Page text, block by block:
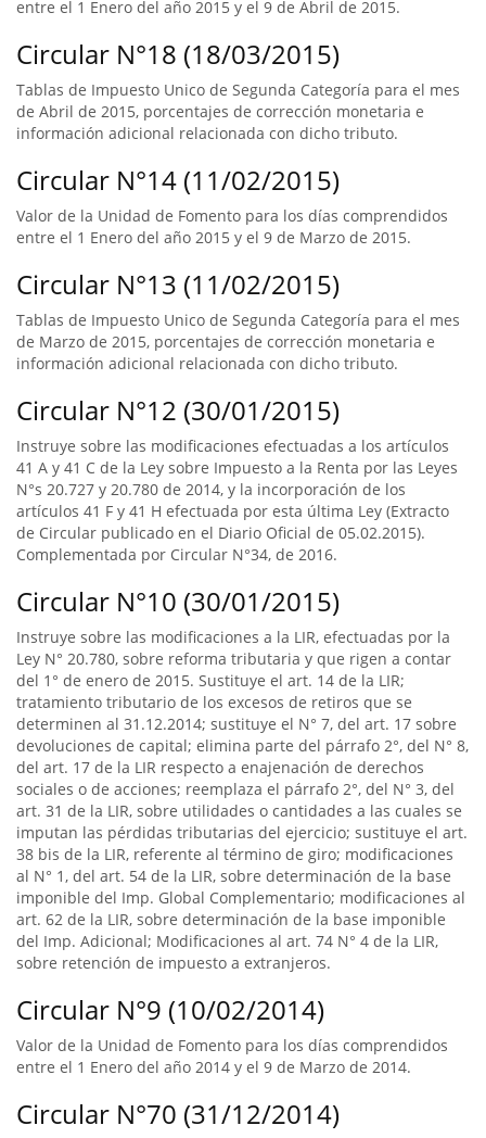
entre el 1 Enero del año 2015 y el 9 de Abril de 2015.
Circular N°18 (18/03/2015)
Tablas de Impuesto Unico de Segunda Categoría para el mes
de Abril de 2015, porcentajes de corrección monetaria e
información adicional relacionada con dicho tributo.
Circular N°14 (11/02/2015)
Valor de la Unidad de Fomento para los días comprendidos
entre el 1 Enero del año 2015 y el 9 de Marzo de 2015.
Circular N°13 (11/02/2015)
Tablas de Impuesto Unico de Segunda Categoría para el mes
de Marzo de 2015, porcentajes de corrección monetaria e
información adicional relacionada con dicho tributo.
Circular N°12 (30/01/2015)
Instruye sobre las modificaciones efectuadas a los artículos
41 A y 41 C de la Ley sobre Impuesto a la Renta por las Leyes
N°s 20.727 y 20.780 de 2014, y la incorporación de los
artículos 41 F y 41 H efectuada por esta última Ley (Extracto
de Circular publicado en el Diario Oficial de 05.02.2015).
Complementada por Circular N°34, de 2016.
Circular N°10 (30/01/2015)
Instruye sobre las modificaciones a la LIR, efectuadas por la
Ley N° 20.780, sobre reforma tributaria y que rigen a contar
del 1° de enero de 2015. Sustituye el art. 14 de la LIR;
tratamiento tributario de los excesos de retiros que se
determinen al 31.12.2014; sustituye el N° 7, del art. 17 sobre
devoluciones de capital; elimina parte del párrafo 2°, del N° 8,
del art. 17 de la LIR respecto a enajenación de derechos
sociales o de acciones; reemplaza el párrafo 2°, del N° 3, del
art. 31 de la LIR, sobre utilidades o cantidades a las cuales se
imputan las pérdidas tributarias del ejercicio; sustituye el art.
38 bis de la LIR, referente al término de giro; modificaciones
al N° 1, del art. 54 de la LIR, sobre determinación de la base
imponible del Imp. Global Complementario; modificaciones al
art. 62 de la LIR, sobre determinación de la base imponible
del Imp. Adicional; Modificaciones al art. 74 N° 4 de la LIR,
sobre retención de impuesto a extranjeros.
Circular N°9 (10/02/2014)
Valor de la Unidad de Fomento para los días comprendidos
entre el 1 Enero del año 2014 y el 9 de Marzo de 2014.
Circular N°70 (31/12/2014)